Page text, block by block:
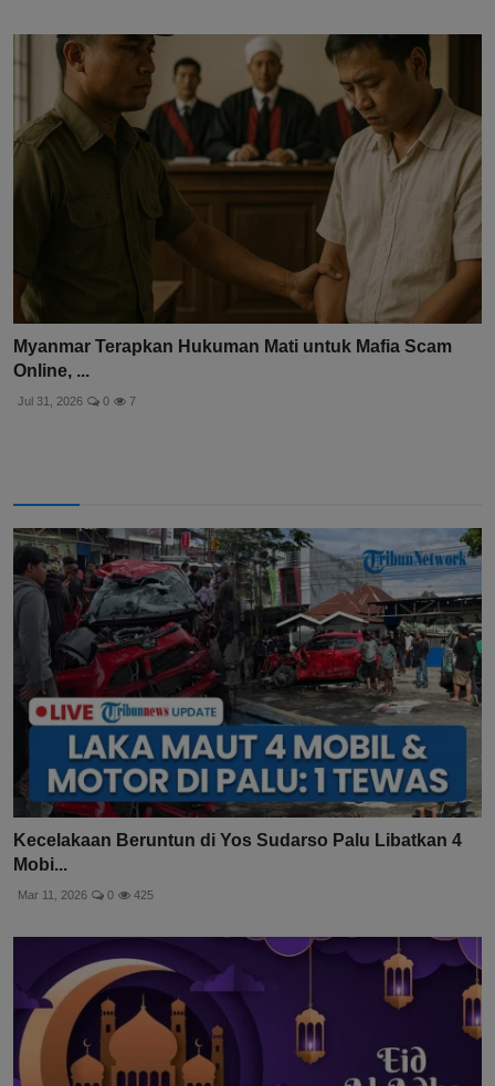
Myanmar Terapkan Hukuman Mati untuk Mafia Scam
Online, ...
Jul 31, 2026 0 7
Kecelakaan Beruntun di Yos Sudarso Palu Libatkan 4
Mobi...
Mar 11, 2026 0 425